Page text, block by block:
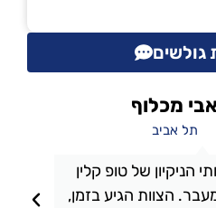
גולשים
הניקיון של טופ קלין
הצוות הגיע בזמן,
אבי מכלוף
תל אביב